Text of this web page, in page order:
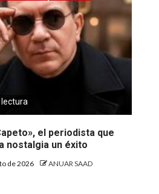
el periodista que
nostalgia un éxito
de 2026 ANUAR SAAD